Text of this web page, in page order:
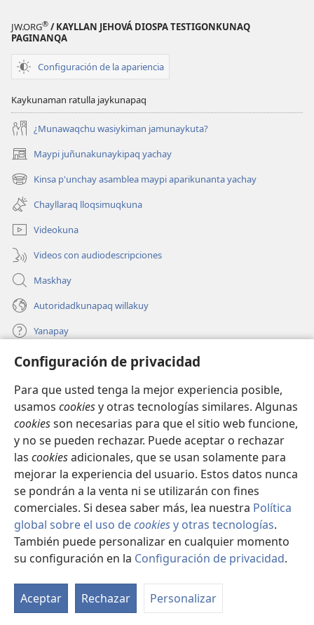
Configuración de privacidad
Para que usted tenga la mejor experiencia posible,
usamos cookiesy otras tecnologías similares. Algunas
cookiesson necesarias para que el sitio web funcione,
y no se pueden rechazar. Puede aceptar o rechazar
las cookiesadicionales, que se usan solamente para
mejorar la experiencia del usuario. Estos datos nunca
se pondrán a la venta ni se utilizarán con fines
comerciales. Si desea saber más, lea nuestra Política
global sobre el uso decookiesy otras tecnologías.
También puede personalizar en cualquier momento
su configuración en la Configuración de privacidad.
Aceptar Rechazar Personalizar
JW.ORG® / KAYLLAN JEHOVÁ DIOSPA TESTIGONKUNAQ
PAGINANQA
Configuración de la apariencia
Kaykunaman ratulla jaykunapaq
¿Munawaqchu wasiykiman jamunaykuta?
Maypi juñunakunaykipaq yachay
(abre
una
nueva
ventana)
Kinsa p'unchay asamblea maypi aparikunanta yachay
(abre
una
nueva
ventana)
Chayllaraq lloqsimuqkuna
Videokuna
Videos con audiodescripciones
Maskhay
Autoridadkunapaq willakuy
Yanapay
Donacionta churanapaq
una
ventana)
INTERNETPI QELQANCHISKUNA Watchtower™
(abre
una
nueva
ventana)
JW Hub
(abre
una
nueva
ventana)
JW Library ®
Copyright© 2026 Watch Tower Bible and Tract Society of Pennsylvania.
IMATAN RUWAWAQ IMATAN MANA|DATOSKUNATA
WAQAYCHASQAYKUMANTA |CONFIGURACIÓN DE PRIVACIDAD